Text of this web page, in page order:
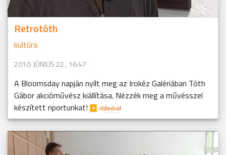
Retrotóth
kultúra
2010. JÚNIUS 22., 16:47
A Bloomsday napján nyílt meg az Irokéz Galériában Tóth
Gábor akcióművész kiállítása. Nézzék meg a művésszel
készített riportunkat!